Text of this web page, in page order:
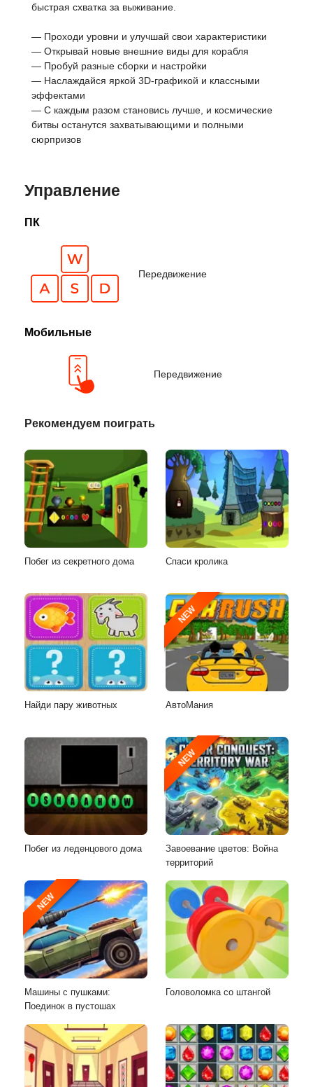
быстрая схватка за выживание.
— Проходи уровни и улучшай свои характеристики
— Открывай новые внешние виды для корабля
— Пробуй разные сборки и настройки
— Наслаждайся яркой 3D-графикой и классными
эффектами
— С каждым разом становись лучше, и космические
битвы останутся захватывающими и полными
сюрпризов
Управление
ПК
Передвижение
Мобильные
Передвижение
Рекомендуем поиграть
Побег из секретного дома Спаси кролика
Найди пару животных
NEW
АвтоМания
Побег из леденцового дома
NEW
Завоевание цветов: Война
территорий
NEW
Машины с пушками:
Поединок в пустошах
Головоломка со штангой